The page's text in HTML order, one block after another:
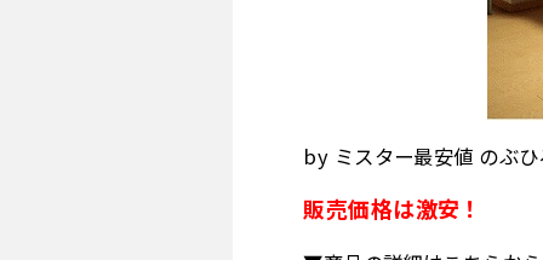
by ミスター最安値 のぶ
販売価格は激安！